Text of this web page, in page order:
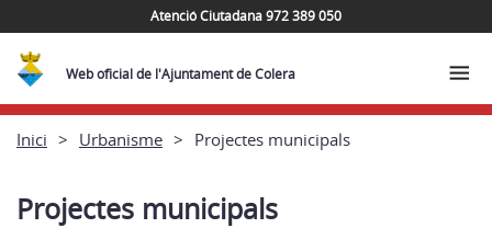
Atenció Ciutadana 972 389 050
Web oficial de l'Ajuntament de Colera
Inici Urbanisme Projectes municipals
Projectes municipals